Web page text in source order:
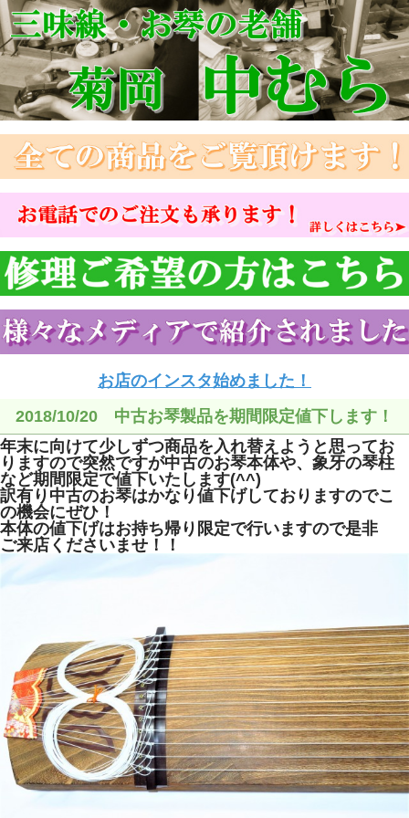
お店のインスタ始めました！
2018/10/20 中古お琴製品を期間限定値下します！
年末に向けて少しずつ商品を入れ替えようと思ってお
りますので突然ですが中古のお琴本体や、象牙の琴柱
など期間限定で値下いたします(^^)
訳有り中古のお琴はかなり値下げしておりますのでこ
の機会にぜひ！
本体の値下げはお持ち帰り限定で行いますので是非
ご来店くださいませ！！